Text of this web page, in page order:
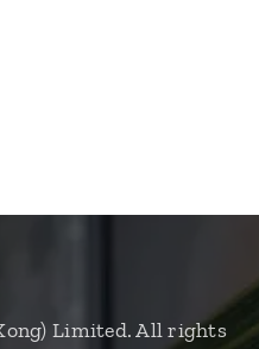
Limited. All rights